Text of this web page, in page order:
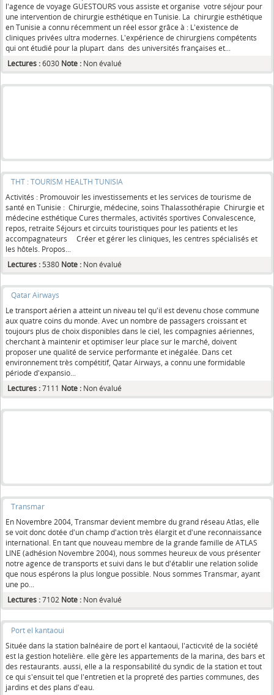
l'agence de voyage GUESTOURS vous assiste et organise votre séjour pour
une intervention de chirurgie esthétique en Tunisie. La chirurgie esthétique
en Tunisie a connu récemment un réel essor grâce à : L'existence de
cliniques privées ultra modernes. L'expérience de chirurgiens compétents
qui ont étudié pour la plupart dans des universités françaises et...
Lectures :6030 Note : Non évalué
THT : TOURISM HEALTH TUNISIA
Activités : Promouvoir les investissements et les services de tourisme de
santé en Tunisie : Chirurgie, médecine, soins Thalassothérapie Chirurgie et
médecine esthétique Cures thermales, activités sportives Convalescence,
repos, retraite Séjours et circuits touristiques pour les patients et les
accompagnateurs Créer et gérer les cliniques, les centres spécialisés et
les hôtels. Propos...
Lectures :5380 Note : Non évalué
Qatar Airways
Le transport aérien a atteint un niveau tel qu'il est devenu chose commune
aux quatre coins du monde. Avec un nombre de passagers croissant et
toujours plus de choix disponibles dans le ciel, les compagnies aériennes,
cherchant à maintenir et optimiser leur place sur le marché, doivent
proposer une qualité de service performante et inégalée. Dans cet
environnement très compétitif, Qatar Airways, a connu une formidable
période d'expansio...
Lectures :7111 Note : Non évalué
Transmar
En Novembre 2004, Transmar devient membre du grand réseau Atlas, elle
se voit donc dotée d'un champ d'action très élargit et d'une reconnaissance
international. En tant que nouveau membre de la grande famille de ATLAS
LINE (adhésion Novembre 2004), nous sommes heureux de vous présenter
notre agence de transports et suivi dans le but d'établir une relation solide
que nous espérons la plus longue possible. Nous sommes Transmar, ayant
une po...
Lectures :7102 Note : Non évalué
Port el kantaoui
Située dans la station balnéaire de port el kantaoui, l'acticvité de la société
est la gestion hotelière. elle gère les appartements de la marina, des bars et
des restaurants. aussi, elle a la responsabilité du syndic de la station et tout
ce qui s'ensuit tel que l'entretien et la propreté des parties communes, des
jardins et des plans d'eau.